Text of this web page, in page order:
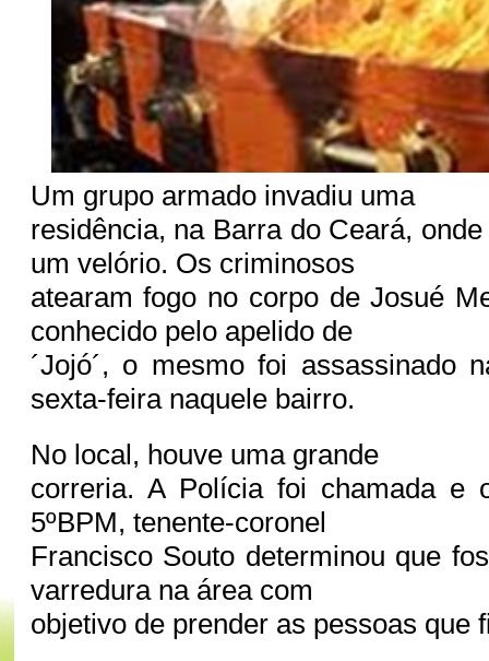
Um grupo armado invadiu uma
residência, na Barra do Ceará,
um velório. Os criminosos
atearam fogo no corpo de Josué
conhecido pelo apelido de
´Jojó´, o mesmo foi assassinado
sexta-feira naquele bairro.
No local, houve uma grande
correria. A Polícia foi chamada e
5ºBPM, tenente-coronel
Francisco Souto determinou que
varredura na área com
objetivo de prender as pessoas que